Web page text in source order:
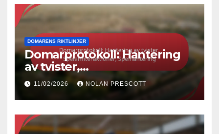
DOMARENS RIKTLINJER
Domarprotokoll: Hantering
av tvister,
Spelarinteraktioner,
Spelhantering
11/02/2026 NOLAN PRESCOTT